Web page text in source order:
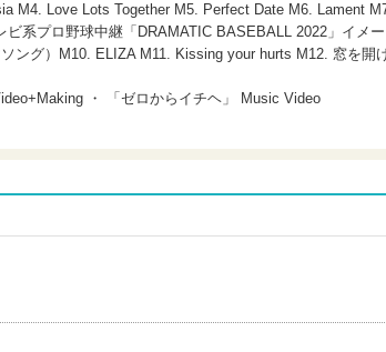
M4. Love Lots Together M5. Perfect Date M6. Lament
系プロ野球中継「DRAMATIC BASEBALL 2022」イメー
ング）M10. ELIZA M11. Kissing your hurts M12. 窓を開
・ 「ゼロからイチヘ」 Music Video